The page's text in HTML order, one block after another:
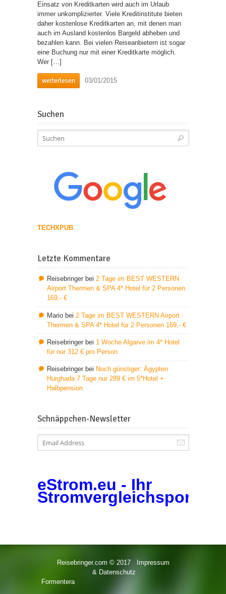
Einsatz von Kreditkarten wird auch im Urlaub
immer unkomplizierter. Viele Kreditinstitute bieten
daher kostenlose Kreditkarten an, mit denen man
auch im Ausland kostenlos Bargeld abheben und
bezahlen kann. Bei vielen Reiseanbietern ist sogar
eine Buchung nur mit einer Kreditkarte möglich.
Wer […]
weiterlesen 03/01/2015
Suchen
TECHXPUB
Letzte Kommentare
Reisebringer bei 2 Tage im BEST WESTERN
Airport Thermen & SPA 4* Hotel für 2 Personen
169,- €
Mario bei 2 Tage im BEST WESTERN Airport
Thermen & SPA 4* Hotel für 2 Personen 169,- €
Reisebringer bei 1 Woche Algarve im 4* Hotel
für nur 312 € pro Person
Reisebringer bei Noch günstiger: Ägypten
Hurghada 7 Tage nur 289 € im 5*Hotel +
Halbpension
Schnäppchen-Newsletter
eStrom.eu - Ihr
Stromvergleichsportal
Reisebringer.com © 2017
Impressum
& Datenschutz
Formentera